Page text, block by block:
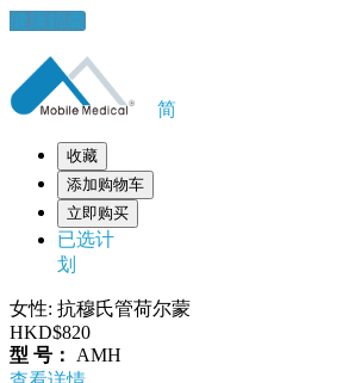
健康錦囊
简
收藏
添加购物车
立即购买
已选计
划
女性: 抗穆氏管荷尔蒙
HKD$820
型 号：
AMH